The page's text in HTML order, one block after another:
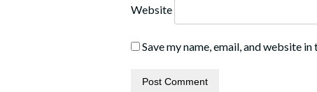
Website
Save my name, email, and website